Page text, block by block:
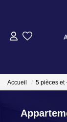
Accueil 5 pièces et